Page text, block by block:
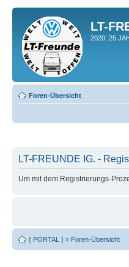
LT-
2020; 25
Foren-Übersicht
LT-FREUNDE IG. -
Um mit dem Registrierungs-
{ PORTAL } » Foren-Übersicht